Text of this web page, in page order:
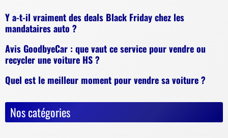
Y a-t-il vraiment des deals Black Friday chez les
mandataires auto ?
Avis GoodbyeCar : que vaut ce service pour vendre ou
recycler une voiture HS ?
Quel est le meilleur moment pour vendre sa voiture ?
Nos catégories